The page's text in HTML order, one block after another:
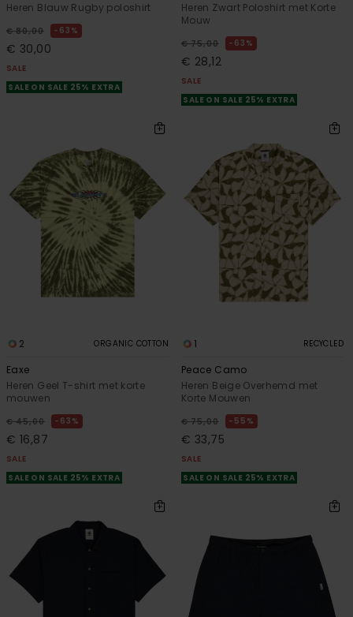
Heren Blauw Rugby poloshirt
€ 80,00 63%
€ 30,00
SALE
SALE ON SALE 25% EXTRA
Heren Zwart Poloshirt met Korte
Mouw
€ 75,00 63%
€ 28,12
SALE
SALE ON SALE 25% EXTRA
2 ORGANIC COTTON
Eaxe
Heren Geel T-shirt met korte
mouwen
€ 45,00 63%
€ 16,87
SALE
SALE ON SALE 25% EXTRA
1 RECYCLED
Peace Camo
Heren Beige Overhemd met
Korte Mouwen
€ 75,00 55%
€ 33,75
SALE
SALE ON SALE 25% EXTRA